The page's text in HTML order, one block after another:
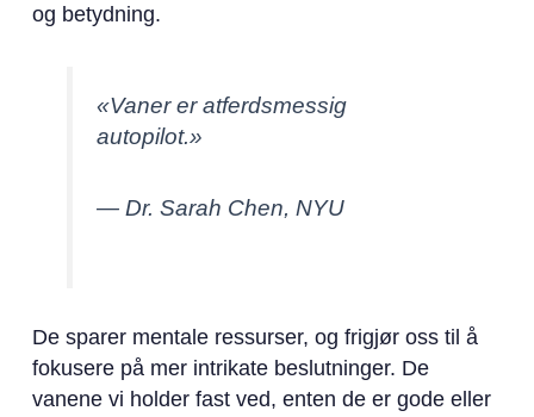
og betydning.
«Vaner er atferdsmessig
autopilot.»
— Dr. Sarah Chen, NYU
De sparer mentale ressurser, og frigjør oss til å
fokusere på mer intrikate beslutninger. De
vanene vi holder fast ved, enten de er gode eller